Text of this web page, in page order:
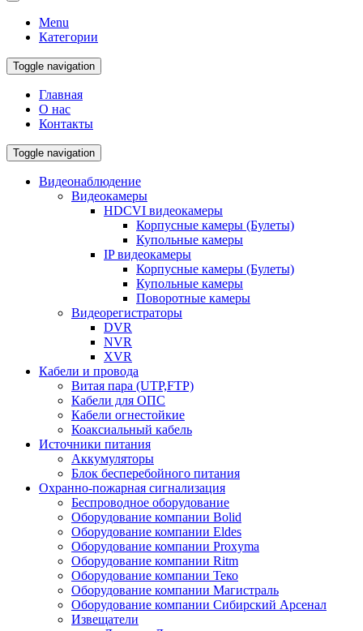
Menu
Категории
Toggle navigation
Главная
О нас
Контакты
Toggle navigation
Видеонаблюдение
Видеокамеры
HDCVI видеокамеры
Корпусные камеры (Булеты)
Купольные камеры
IP видеокамеры
Корпусные камеры (Булеты)
Купольные камеры
Поворотные камеры
Видеорегистраторы
DVR
NVR
XVR
Кабели и провода
Витая пара (UTP,FTP)
Кабели для ОПС
Кабели огнестойкие
Коаксиальный кабель
Источники питания
Аккумуляторы
Блок бесперебойного питания
Охранно-пожарная сигнализация
Беспроводное оборудование
Оборудование компании Bolid
Оборудование компании Eldes
Оборудование компании Proxyma
Оборудование компании Ritm
Оборудование компании Теко
Оборудование компании Магистраль
Оборудование компании Сибирский Арсенал
Извещатели